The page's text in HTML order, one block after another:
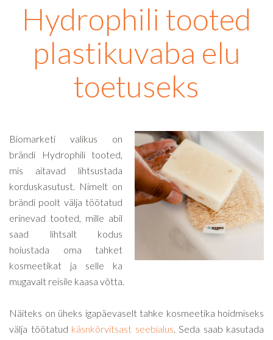
Hydrophili tooted
plastikuvaba elu
toetuseks
Biomarketi valikus on
brändi Hydrophili tooted,
mis aitavad lihtsustada
korduskasutust. Nimelt on
brändi poolt välja töötatud
erinevad tooted, mille abil
saad lihtsalt kodus
hoiustada oma tahket
kosmeetikat ja selle ka
mugavalt reisile kaasa võtta.
Näiteks on üheks igapäevaselt tahke kosmeetika hoidmiseks
välja töötatud käsnkõrvitsast seebialus. Seda saab kasutada